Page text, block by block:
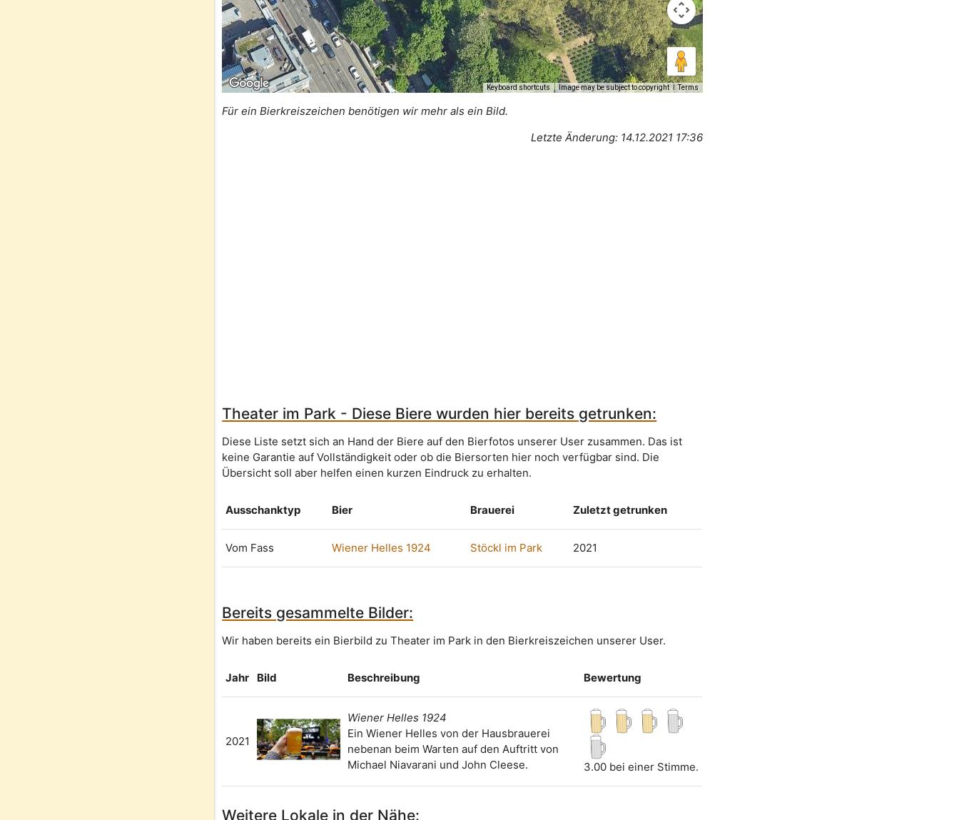
Keyboard shortcuts Image may be subject to copyright Terms
Für ein Bierkreiszeichen benötigen wir mehr als ein Bild.
Letzte Änderung: 14.12.2021 17:36
Theater im Park - Diese Biere wurden hier bereits getrunken:
Diese Liste setzt sich an Hand der Biere auf den Bierfotos unserer User zusammen. Das ist
keine Garantie auf Vollständigkeit oder ob die Biersorten hier noch verfügbar sind. Die
Übersicht soll aber helfen einen kurzen Eindruck zu erhalten.
Ausschanktyp Bier Brauerei Zuletzt getrunken
Vom Fass Wiener Helles 1924 Stöckl im Park 2021
Bereits gesammelte Bilder:
Wir haben bereits ein Bierbild zu Theater im Park in den Bierkreiszeichen unserer User.
Jahr Bild Beschreibung Bewertung
2021
Wiener Helles 1924
Ein Wiener Helles von der Hausbrauerei
nebenan beim Warten auf den Auftritt von
Michael Niavarani und John Cleese.
3.00 bei einer Stimme.
Weitere Lokale in der Nähe: